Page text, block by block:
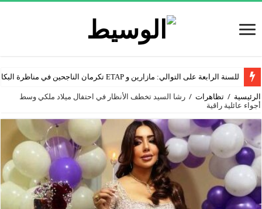
للسنة الرابعة على التوالي: مازارين و ETAP تكرمان الناجحين في مناظرة البكالوريا
الرئيسية / تظاهرات / رشا السيد تخطف الأنظار في احتفال ميلاد ملكي وسط
أجواء عائلية راقية